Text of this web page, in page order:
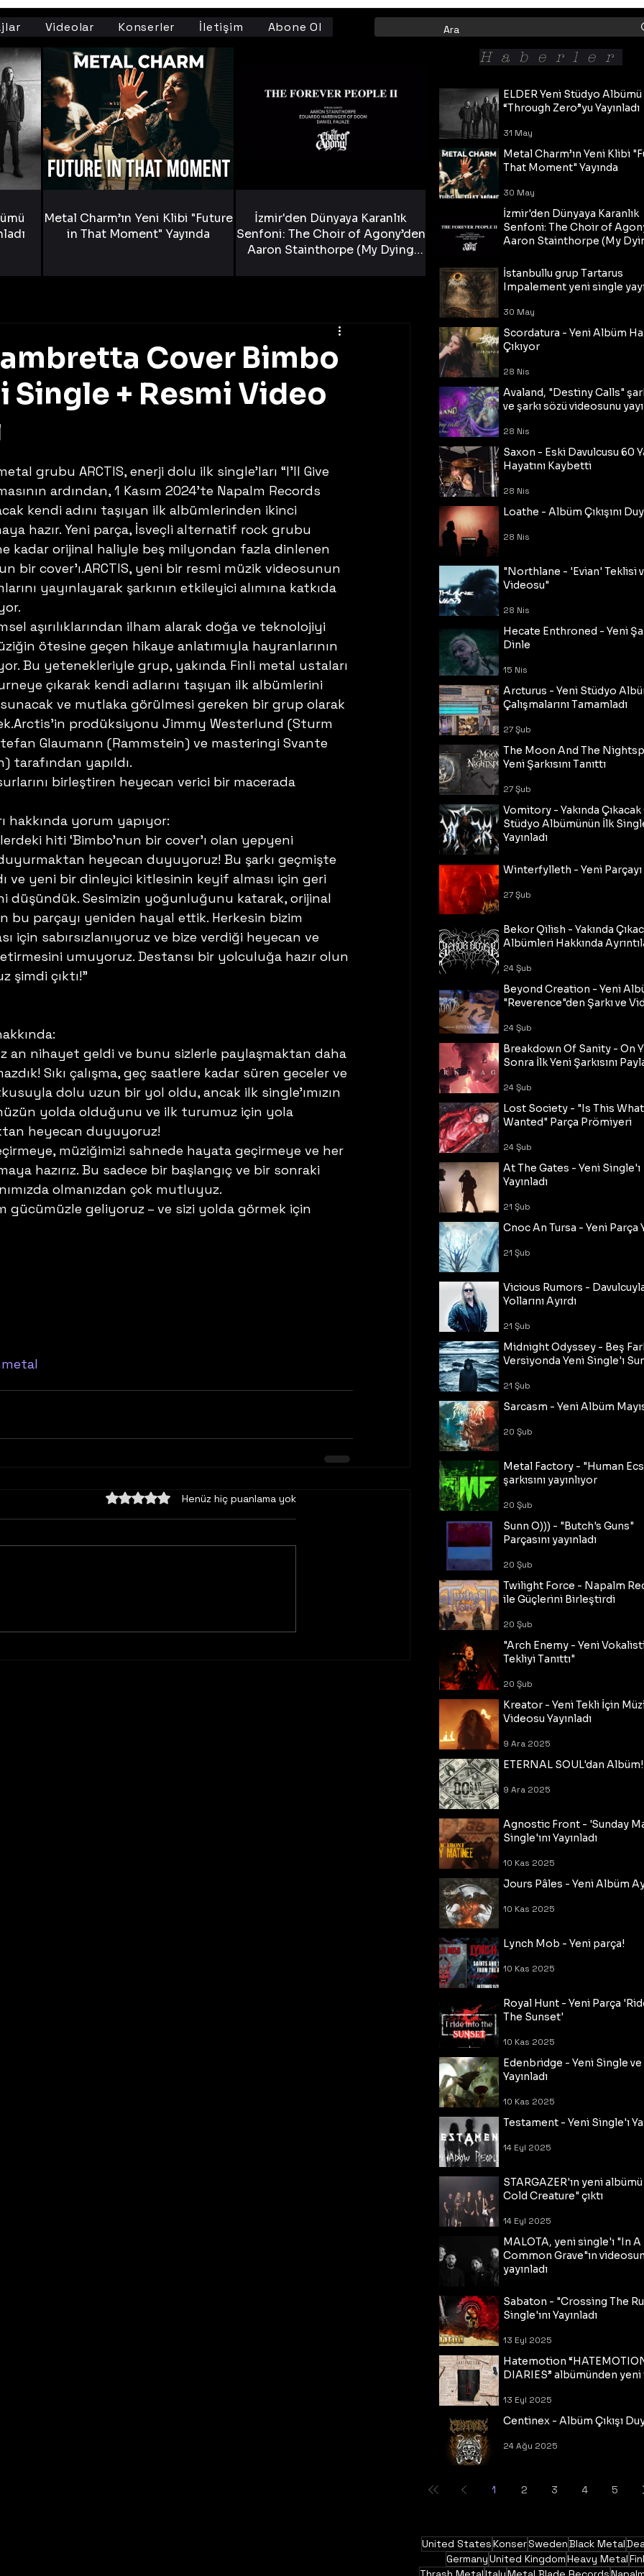
Videolar Konserler İletişim Abone Ol
Cover Bimbo
+ Resmi Video
grubu ARCTIS, enerji dolu ilk single’ları “I’ll Give
ardından, 1 Kasım 2024’te Napalm Records
kendi adını taşıyan ilk albümlerinden ikinci
hazır. Yeni parça, İsveçli alternatif rock grubu
kadar orijinal haliyle beş milyondan fazla dinlenen
bir cover’ı.ARCTIS, yeni bir resmi müzik videosunun
yayınlayarak şarkının etkileyici alımına katkıda
aşırılıklarından ilham alarak doğa ve teknolojiyi
ötesine geçen hikaye anlatımıyla hayranlarının
Bu yetenekleriyle grup, yakında Finli metal ustaları
çıkarak kendi adlarını taşıyan ilk albümlerini
ve mutlaka görülmesi gereken bir grup olarak
prodüksiyonu Jimmy Westerlund (Sturm
Glaumann (Rammstein) ve masteringi Svante
tarafından yapıldı.
birleştiren heyecan verici bir macerada
hakkında yorum yapıyor:
hiti ‘Bimbo’nun bir cover’ı olan yepyeni
duyurmaktan heyecan duyuyoruz! Bu şarkı geçmişte
ve yeni bir dinleyici kitlesinin keyif alması için geri
düşündük. Sesimizin yoğunluğunu katarak, orijinal
bu parçayı yeniden hayal ettik. Herkesin bizim
için sabırsızlanıyoruz ve bize verdiği heyecan ve
umuyoruz. Destansı bir yolculuğa hazır olun
şimdi çıktı!”
an nihayet geldi ve bunu sizlerle paylaşmaktan daha
Sıkı çalışma, geç saatlere kadar süren geceler ve
dolu uzun bir yol oldu, ancak ilk single’ımızın
yolda olduğunu ve ilk turumuz için yola
heyecan duyuyoruz!
müziğimizi sahnede hayata geçirmeye ve her
hazırız. Bu sadece bir başlangıç ve bir sonraki
olmanızdan çok mutluyuz.
gücümüzle geliyoruz – ve sizi yolda görmek için
5 üzerinden 0 yıldızHenüz hiç puanlama yok
Metal Charm’ın Yeni Klibi "Future
in That Moment" Yayında
İzmir'den Dünyaya Karanlık
Senfoni: The Choir of Agony’den
Aaron Stainthorpe (My Dying
ELDER Yeni Stüdyo Albümü
“Through Zero”yu Yayınladı
31 May
Metal Charm’ın Yeni Klibi
That Moment" Yayında
30 May
İzmir'den Dünyaya Karanlık
Senfoni: The Choir of
Aaron Stainthorpe (My
Tekli!
30 May
İstanbullu grup Tartarus
Impalement yeni single
30 May
Scordatura - Yeni Albüm
Çıkıyor
28 Nis
Avaland, "Destiny Calls"
ve şarkı sözü videosunu
28 Nis
Saxon - Eski Davulcusu 60
Hayatını Kaybetti
28 Nis
Loathe - Albüm Çıkışını
28 Nis
"Northlane - 'Evian' Teklisi
Videosu"
28 Nis
Hecate Enthroned - Yeni
Dinle
15 Nis
Arcturus - Yeni Stüdyo
Çalışmalarını Tamamladı
27 Şub
The Moon And The
Yeni Şarkısını Tanıttı
27 Şub
Vomitory - Yakında
Stüdyo Albümünün İlk
Yayınladı
Winterfylleth - Yeni Parçayı
27 Şub
Bekor Qilish - Yakında
Albümleri Hakkında
24 Şub
Beyond Creation - Yeni
"Reverence"den Şarkı ve
24 Şub
Breakdown Of Sanity - On
Sonra İlk Yeni Şarkısını
24 Şub
Lost Society - "Is This
Wanted" Parça Prömiyeri
24 Şub
At The Gates - Yeni Single'ı
Yayınladı
21 Şub
Cnoc An Tursa - Yeni Parça
21 Şub
Vicious Rumors -
Yollarını Ayırdı
21 Şub
Midnight Odyssey - Beş
Versiyonda Yeni Single'ı
21 Şub
Sarcasm - Yeni Albüm
20 Şub
Metal Factory - "Human
şarkısını yayınlıyor
20 Şub
Sunn O))) - "Butch's Guns"
Parçasını yayınladı
20 Şub
Twilight Force - Napalm
ile Güçlerini Birleştirdi
20 Şub
"Arch Enemy - Yeni
Tekliyi Tanıttı"
20 Şub
Kreator - Yeni Tekli İçin
Videosu Yayınladı
9 Ara 2025
ETERNAL SOUL'dan Albüm!
9 Ara 2025
Agnostic Front - 'Sunday
Single'ını Yayınladı
10 Kas 2025
Jours Pâles - Yeni Albüm
10 Kas 2025
Lynch Mob - Yeni parça!
10 Kas 2025
Royal Hunt - Yeni Parça
The Sunset'
10 Kas 2025
Edenbridge - Yeni Single
Yayınladı
10 Kas 2025
Testament - Yeni Single'ı
14 Eyl 2025
STARGAZER'ın yeni
Cold Creature" çıktı
14 Eyl 2025
MALOTA, yeni single'ı "In A
Common Grave"ın
yayınladı
Sabaton - "Crossing The
Single'ını Yayınladı
13 Eyl 2025
Hatemotion
DIARIES” albümünden
13 Eyl 2025
Centinex - Albüm Çıkışı
24 Ağu 2025
1 2 3 4 5
United StatesKonserSwedenBlack Metal
GermanyUnited KingdomHeavy Metal
Haberler